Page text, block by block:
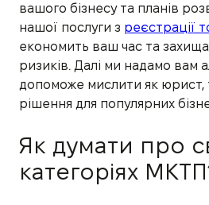
вашого бізнесу та планів
нашої послуги з реєстрації
економить ваш час та
ризиків. Далі ми надамо вам
допоможе мислити як юрист,
рішення для популярних
Як думати про
категоріях